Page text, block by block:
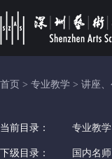
首页 > 专业教学 > 讲座
当前目录： 专业教学
下级目录： 国内名师